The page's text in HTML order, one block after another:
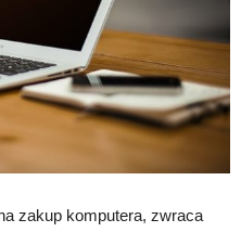
zakup komputera, zwraca